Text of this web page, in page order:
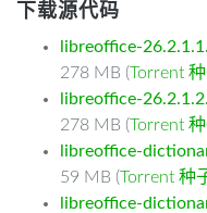
下载源代码
libreoffice-
278 MB (Torrent
libreoffice-
278 MB (Torrent
libreoffice-
59 MB (Torrent 种
libreoffice-